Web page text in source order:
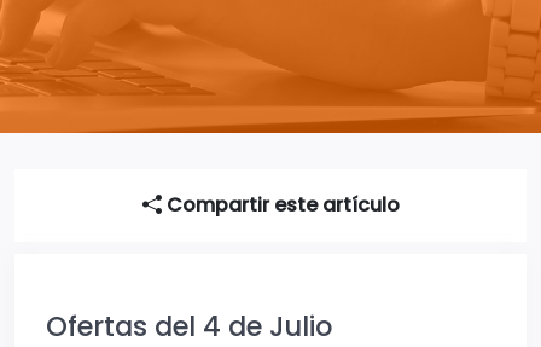
Compartir este artículo
Ofertas del 4 de Julio